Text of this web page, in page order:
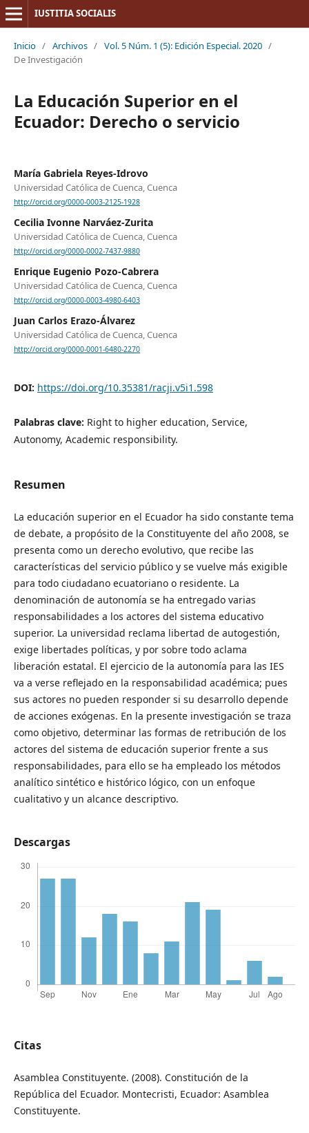
IUSTITIA SOCIALIS
Inicio / Archivos / Vol. 5 Núm. 1 (5): Edición Especial. 2020 /
De Investigación
La Educación Superior en el
Ecuador: Derecho o servicio
María Gabriela Reyes-Idrovo
Universidad Católica de Cuenca, Cuenca
http://orcid.org/0000-0003-2125-1928
Cecilia Ivonne Narváez-Zurita
Universidad Católica de Cuenca, Cuenca
http://orcid.org/0000-0002-7437-9880
Enrique Eugenio Pozo-Cabrera
Universidad Católica de Cuenca, Cuenca
http://orcid.org/0000-0003-4980-6403
Juan Carlos Erazo-Álvarez
Universidad Católica de Cuenca, Cuenca
http://orcid.org/0000-0001-6480-2270
DOI: https://doi.org/10.35381/racji.v5i1.598
Palabras clave: Right to higher education, Service,
Autonomy, Academic responsibility.
Resumen
La educación superior en el Ecuador ha sido constante tema
de debate, a propósito de la Constituyente del año 2008, se
presenta como un derecho evolutivo, que recibe las
características del servicio público y se vuelve más exigible
para todo ciudadano ecuatoriano o residente. La
denominación de autonomía se ha entregado varias
responsabilidades a los actores del sistema educativo
superior. La universidad reclama libertad de autogestión,
exige libertades políticas, y por sobre todo aclama
liberación estatal. El ejercicio de la autonomía para las IES
va a verse reflejado en la responsabilidad académica; pues
sus actores no pueden responder si su desarrollo depende
de acciones exógenas. En la presente investigación se traza
como objetivo, determinar las formas de retribución de los
actores del sistema de educación superior frente a sus
responsabilidades, para ello se ha empleado los métodos
analítico sintético e histórico lógico, con un enfoque
cualitativo y un alcance descriptivo.
Descargas
Citas
Asamblea Constituyente. (2008). Constitución de la
República del Ecuador. Montecristi, Ecuador: Asamblea
Constituyente.